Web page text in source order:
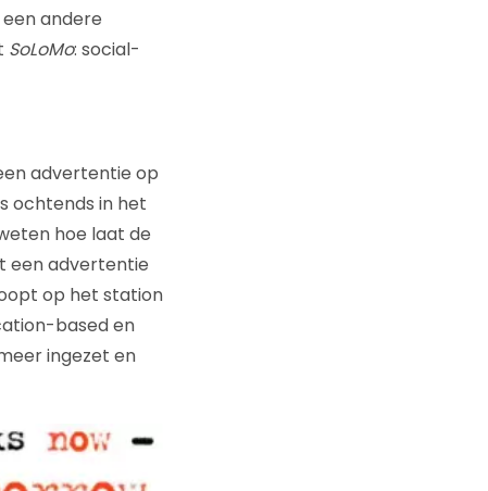
andere
SoLoMo: social-
advertentie op
ochtends in het
hoe laat de
een advertentie
op het station
based en
ingezet en